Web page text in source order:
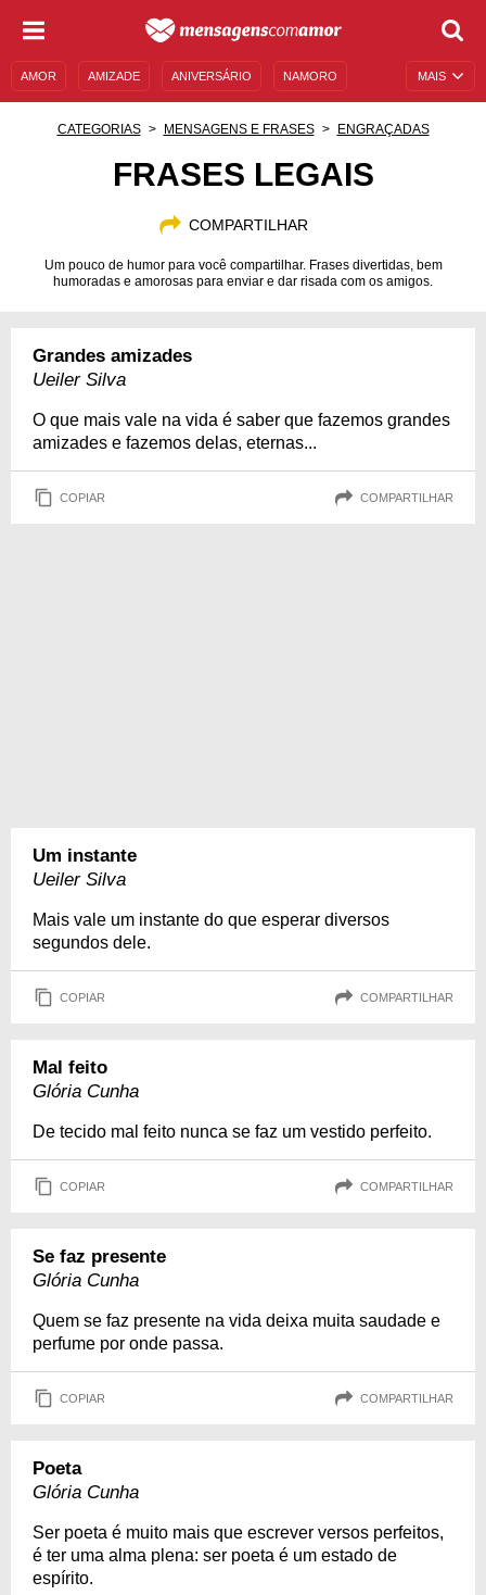
MAIS
AMOR AMIZADE ANIVERSÁRIO NAMORO
CATEGORIAS MENSAGENS E FRASES ENGRAÇADAS
FRASES LEGAIS
COMPARTILHAR
Um pouco de humor para você compartilhar. Frases divertidas, bem
humoradas e amorosas para enviar e dar risada com os amigos.
Grandes amizades
Ueiler Silva
O que mais vale na vida é saber que fazemos grandes
amizades e fazemos delas, eternas...
COPIAR COMPARTILHAR
Um instante
Ueiler Silva
Mais vale um instante do que esperar diversos
segundos dele.
COPIAR COMPARTILHAR
Mal feito
Glória Cunha
De tecido mal feito nunca se faz um vestido perfeito.
COPIAR COMPARTILHAR
Se faz presente
Glória Cunha
Quem se faz presente na vida deixa muita saudade e
perfume por onde passa.
COPIAR COMPARTILHAR
Poeta
Glória Cunha
Ser poeta é muito mais que escrever versos perfeitos,
é ter uma alma plena: ser poeta é um estado de
espírito.